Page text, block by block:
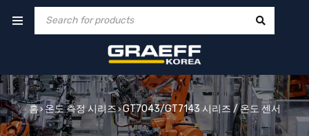
홈›온도 측정 시리즈›GT7043/GT7143 시리즈 / 온도 센서